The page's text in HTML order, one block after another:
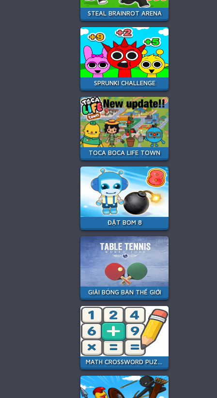
STEAL BRAINROT ARENA
SPRUNKI CHALLENGE
TOCA BOCA LIFE TOWN
ĐẶT BOM 8
GIẢI BÓNG BÀN THẾ GIỚI
MATH CROSSWORD PUZZLE - GENIUS EDITION